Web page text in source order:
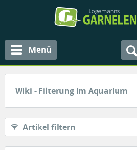
Menü
Wiki - Filterung im Aquarium
Artikel filtern